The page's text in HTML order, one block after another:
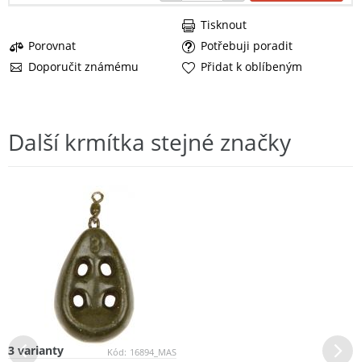
Porovnat
Potřebuji poradit
Doporučit známému
Tisknout
Přidat k oblíbeným
Další krmítka stejné značky
Kód: 16894_MAS
3 varianty